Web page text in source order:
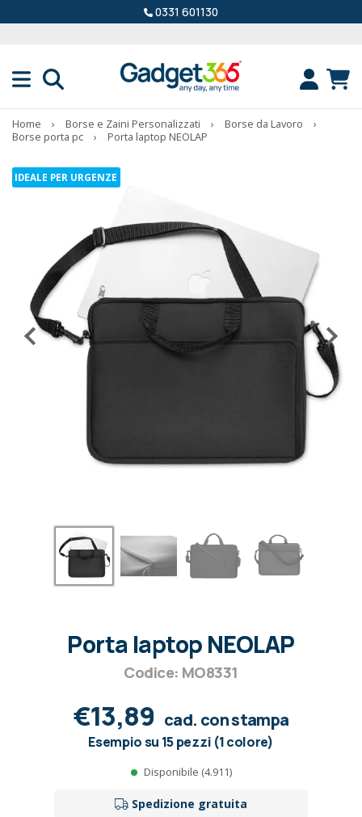
0331 601130
Home › Borse e Zaini Personalizzati › Borse da Lavoro
›
Borse porta pc
› Porta laptop NEOLAP
IDEALE PER URGENZE
Porta laptop NEOLAP
Codice: MO8331
€13,89 cad. con stampa
Esempio su 15 pezzi (1 colore)
Disponibile (4.911)
Spedizione gratuita